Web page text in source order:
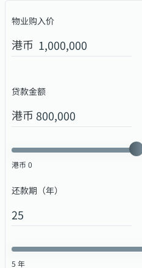
物业购入价
港币
贷款金额
港币
港币 0
还款期（年）
5 年